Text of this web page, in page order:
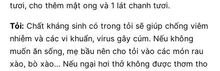
tươi, cho thêm mật ong và 1 lát chanh tươi.
Tỏi: Chất kháng sinh có trong tỏi sẽ giúp chống viêm
nhiễm và các vi khuẩn, virus gây cúm. Nếu không
muốn ăn sống, mẹ bầu nên cho tỏi vào các món rau
xào, bò xào… Nếu ngại hơi thở không được thơm tho